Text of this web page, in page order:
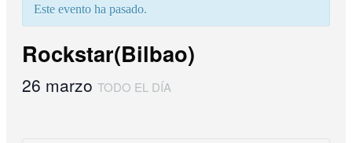
Este evento ha pasado.
Rockstar(Bilbao)
26 marzo TODO EL DÍA